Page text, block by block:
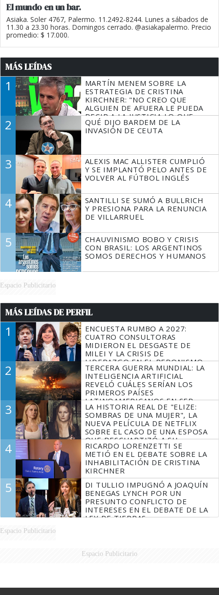
El mundo en un bar.
Asiaka. Soler 4767, Palermo. 11.2492-8244. Lunes a sábados de
11.30 a 23.30 horas. Domingos cerrado. @asiakapalermo. Precio
promedio: $ 17.000.
MÁS LEÍDAS
1
MARTÍN MENEM SOBRE LA
ESTRATEGIA DE CRISTINA
KIRCHNER: "NO CREO QUE
ALGUIEN DE AFUERA LE PUEDA
DECIR A LA JUSTICIA LO QUE
TIENE QUE HACER"
2
QUÉ DIJO BARDEM DE LA
INVASIÓN DE CEUTA
3
ALEXIS MAC ALLISTER CUMPLIÓ
Y SE IMPLANTÓ PELO ANTES DE
VOLVER AL FÚTBOL INGLÉS
4
SANTILLI SE SUMÓ A BULLRICH
Y PRESIONA PARA LA RENUNCIA
DE VILLARRUEL
5
CHAUVINISMO BOBO Y CRISIS
CON BRASIL: LOS ARGENTINOS
SOMOS DERECHOS Y HUMANOS
Espacio Publicitario
MÁS LEÍDAS DE PERFIL
1
ENCUESTA RUMBO A 2027:
CUATRO CONSULTORAS
MIDIERON EL DESGASTE DE
MILEI Y LA CRISIS DE
LIDERAZGO EN EL PERONISMO
2
TERCERA GUERRA MUNDIAL: LA
INTELIGENCIA ARTIFICIAL
REVELÓ CUÁLES SERÍAN LOS
PRIMEROS PAÍSES
LATINOAMERICANOS EN SER
DERROTADOS
3
LA HISTORIA REAL DE "ELIZE:
SOMBRAS DE UNA MUJER", LA
NUEVA PELÍCULA DE NETFLIX
SOBRE EL CASO DE UNA ESPOSA
QUE DESCUARTIZÓ A SU
MARIDO
4
RICARDO LORENZETTI SE
METIÓ EN EL DEBATE SOBRE LA
INHABILITACIÓN DE CRISTINA
KIRCHNER
5
DI TULLIO IMPUGNÓ A JOAQUÍN
BENEGAS LYNCH POR UN
PRESUNTO CONFLICTO DE
INTERESES EN EL DEBATE DE LA
LEY DE TIERRAS
Espacio Publicitario
Espacio Publicitario